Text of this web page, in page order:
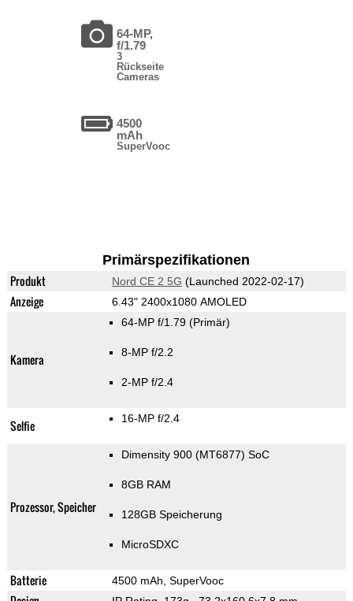
64-MP,
f/1.79
3
Rückseite
Cameras
4500
mAh
SuperVooc
Primärspezifikationen
Produkt Nord CE 2 5G (Launched 2022-02-17)
Anzeige 6.43" 2400x1080 AMOLED
Kamera
64-MP f/1.79 (Primär)
8-MP f/2.2
2-MP f/2.4
Selfie 16-MP f/2.4
Prozessor, Speicher
Dimensity 900 (MT6877) SoC
8GB RAM
128GB Speicherung
MicroSDXC
Batterie 4500 mAh, SuperVooc